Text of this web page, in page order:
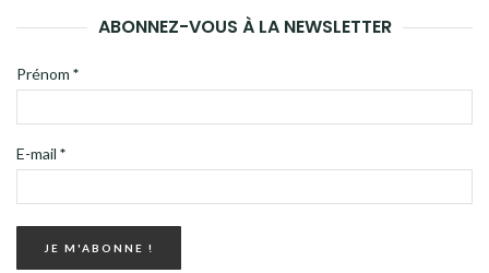
ABONNEZ-VOUS À LA NEWSLETTER
Prénom *
E-mail *